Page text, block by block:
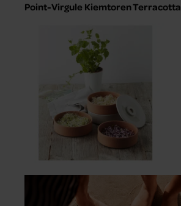
Point-Virgule Kiemtoren Terracotta